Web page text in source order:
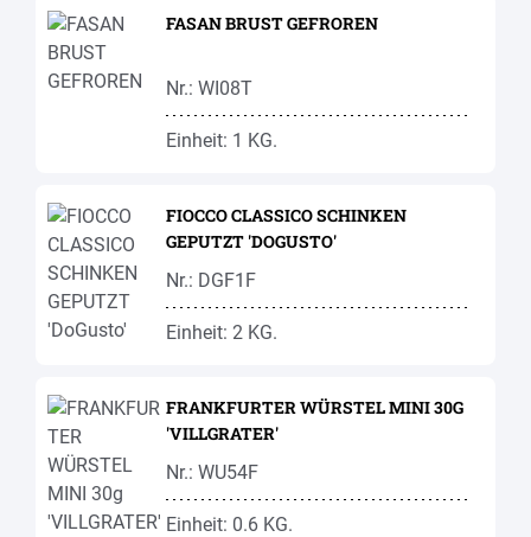
FASAN BRUST GEFROREN
Nr.: WI08T
Einheit: 1 KG.
FIOCCO CLASSICO SCHINKEN
GEPUTZT 'DOGUSTO'
Nr.: DGF1F
Einheit: 2 KG.
FRANKFURTER WÜRSTEL MINI 30G
'VILLGRATER'
Nr.: WU54F
Einheit: 0.6 KG.